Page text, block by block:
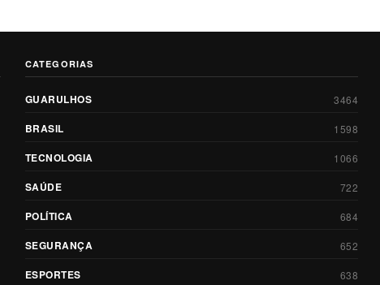
CATEGORIAS
GUARULHOS 3464
BRASIL 1598
TECNOLOGIA 1066
SAÚDE 722
POLÍTICA 684
SEGURANÇA 652
ESPORTES 638